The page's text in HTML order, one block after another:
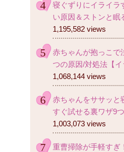
寝ぐずりにイライラ
い原因＆ストンと眠
1,195,582 views
赤ちゃんが抱っこで
つの原因/対処法【イ
1,068,144 views
赤ちゃんをササッと
すぐ試せる裏ワザ9つ
1,003,073 views
重曹掃除が手軽すぎ